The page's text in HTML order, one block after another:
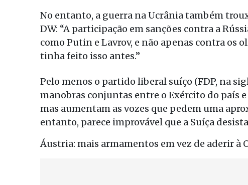
No entanto, a guerra na Ucrânia também
DW: “A participação em sanções contra a
como Putin e Lavrov, e não apenas contra os
tinha feito isso antes.”
Pelo menos o partido liberal suíço (FDP, na
manobras conjuntas entre o Exército do país
mas aumentam as vozes que pedem uma
entanto, parece improvável que a Suíça
Áustria: mais armamentos em vez de aderir à